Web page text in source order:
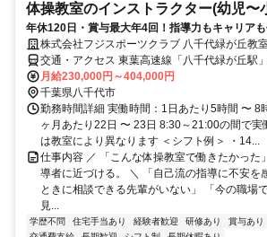
体操教室のインストラクター(幼児〜
年休120日・賞与最大年4回！指導力もキャリアも
株式会社フジスポーツクラブ 八千代緑が丘教
交通・アクセス 東葉高速線「八千代緑が丘駅
月給230,000円～404,000円
千葉県八千代市
勤務時間詳細 実働時間：1日あたり5時間 〜 8
ヶ月あたり22日 〜 23日 8:30～21:00の間で
は教室により異なります ＜シフト例＞ ・14...
仕事内容 ／ 「こんな体操教室で働きたかった
導者に近づける。 ＼ 「自己流の指導に不安を
ときに相談できる先輩がいない」 「今の職場
見...
学歴不問 住宅手当あり 経験者歓迎 研修あり 賞与あり